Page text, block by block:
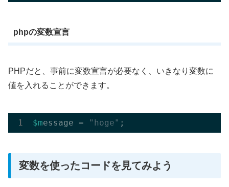
phpの変数宣言
PHPだと、事前に変数宣言が必要なく、いきなり変数に
値を入れることができます。
$message = "hoge"
変数を使ったコードを見てみよう